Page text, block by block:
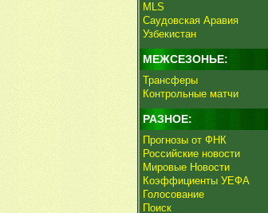
MLS
Саудовская Аравия
Узбекистан
МЕЖСЕЗОНЬЕ:
Трансферы
Контрольные матчи
РАЗНОЕ:
Прогнозы от ФНК
Российские новости
Мировые Новости
Коэффициенты УЕФА
Голосование
Поиск